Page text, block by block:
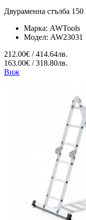
Двураменна стълба
Марка: AWTools
Модел: AW23031
212.00€ / 414.64лв.
163.00€ / 318.80лв.
Виж